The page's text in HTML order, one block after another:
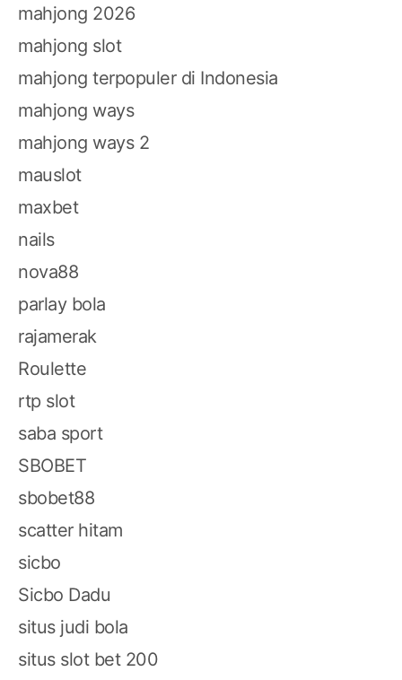
mahjong 2026
mahjong slot
mahjong terpopuler di Indonesia
mahjong ways
mahjong ways 2
mauslot
maxbet
nails
nova88
parlay bola
rajamerak
Roulette
rtp slot
saba sport
SBOBET
sbobet88
scatter hitam
sicbo
Sicbo Dadu
situs judi bola
situs slot bet 200